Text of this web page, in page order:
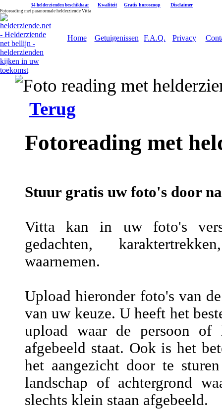
34 helderzienden beschikbaar Kwaliteit Gratis horoscoop Disclaimer
Fotoreading met paranormale helderziende Vitta
Home Getuigenissen F.A.Q. Privacy
Terug
Fotoreading met
Stuur gratis uw foto's door
Vitta kan in uw foto's
gedachten,
waarnemen.
Upload hieronder foto's van
van uw keuze. U heeft het
upload waar de persoon of
afgebeeld staat. Ook is het
het aangezicht door te
landschap of achtergrond
slechts klein staan afgebeeld.